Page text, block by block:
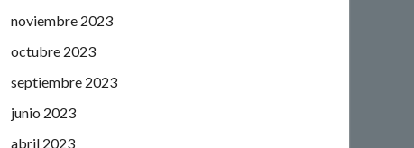
noviembre 2023
octubre 2023
septiembre 2023
junio 2023
abril 2023